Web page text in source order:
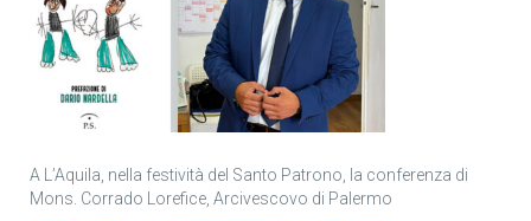
A L’Aquila, nella festività del Santo Patrono, la conferenza di
Mons. Corrado Lorefice, Arcivescovo di Palermo